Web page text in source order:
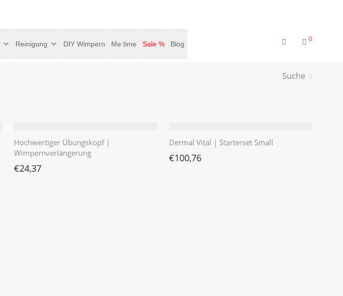
Reinigung DIY Wimpern Me time Sale % Blog
0
Suche
Hochwertiger Übungskopf |
Wimpernverlängerung
€24,37
Dermal Vital | Starterset Small
€100,76